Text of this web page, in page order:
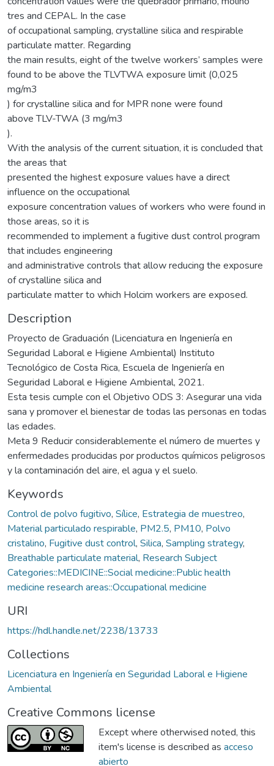
tres and CEPAL. In the case
of occupational sampling, crystalline silica and respirable
particulate matter. Regarding
the main results, eight of the twelve workers’ samples were
found to be above the TLVTWA exposure limit (0,025
mg/m3
) for crystalline silica and for MPR none were found
above TLV-TWA (3 mg/m3
).
With the analysis of the current situation, it is concluded that
the areas that
presented the highest exposure values have a direct
influence on the occupational
exposure concentration values of workers who were found in
those areas, so it is
recommended to implement a fugitive dust control program
that includes engineering
and administrative controls that allow reducing the exposure
of crystalline silica and
particulate matter to which Holcim workers are exposed.
Description
Proyecto de Graduación (Licenciatura en Ingeniería en
Seguridad Laboral e Higiene Ambiental) Instituto
Tecnológico de Costa Rica, Escuela de Ingeniería en
Seguridad Laboral e Higiene Ambiental, 2021.
Esta tesis cumple con el Objetivo ODS 3: Asegurar una vida
sana y promover el bienestar de todas las personas en todas
las edades.
Meta 9 Reducir considerablemente el número de muertes y
enfermedades producidas por productos químicos peligrosos
y la contaminación del aire, el agua y el suelo.
Keywords
Control de polvo fugitivo, Sílice, Estrategia de muestreo,
Material particulado respirable, PM2.5, PM10, Polvo
cristalino, Fugitive dust control, Silica, Sampling strategy,
Breathable particulate material, Research Subject
Categories::MEDICINE::Social medicine::Public health
medicine research areas::Occupational medicine
URI
https://hdl.handle.net/2238/13733
Collections
Licenciatura en Ingeniería en Seguridad Laboral e Higiene
Ambiental
Creative Commons license
Except where otherwised noted, this
item's license is described as acceso
abierto